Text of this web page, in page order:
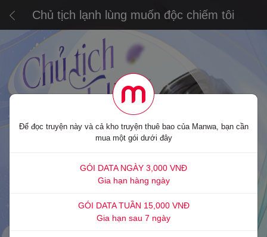
Chủ tịch lạnh lùng muốn độc chiếm tôi
Để đọc truyện này và cả kho truyện thuê bao của Manwa, bạn cần
mua một gói dưới đây
GÓI DATA NGÀY 3,000 VNĐ
Gia hạn hàng ngày
GÓI DATA TUẦN 15,000 VNĐ
Gia hạn sau 7 ngày